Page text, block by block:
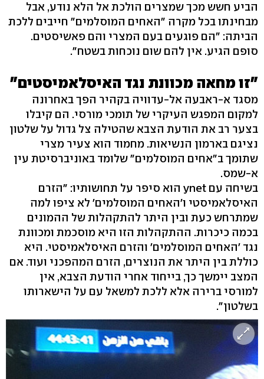
הביע חשש מכך שמצרים הולכת אל הלא נודע, אבל
מבחינתו בכל מקרה "האחים המוסלמים" חייבים ללכת
הביתה: "הם פוגעים בעם המצרי והם פאשיסטים.
סופם הגיע. אין להם שום נוכחות בשטח".
"זו מחאה מכוונת נגד האיסלאמיסטים"
מסגד א-ראבעה אל-עדוויה בקהיר הפך באחרונה
למקום המפגש העיקרי של תומכי מורסי. הם קיבלו
בצער רב את הודעת הצבא שהטילה צל גדול על שלטון
נציגם בארמון הנשיאות. מחמוד הוא צעיר מצרי
שתומך ב"אחים המוסלמים" שלומד באוניברסיטת עין
א-שמס.
בשיחה עם ynet הוא סיפר על תחושותיו: "הזרם
האיסלאמיסטי ו'האחים המוסלמים' לא ציפו למה
שמתרחש כעת ובין היתר להתקהלות של ההמונים
בכמה כיכרות. ההתקהלות הזו היא מוסכמת ומכוונת
נגד 'האחים המוסלמים' והזרם האיסלאמיסטי. היא
כוללת בין היתר את הנוצרים, הזרם המהפכני ועוד. אם
המצב יימשך כך, בייחוד אחרי הודעת הצבא, אין
למורסי ברירה אלא ללכת למשאל עם על הישארותו
בשלטון".